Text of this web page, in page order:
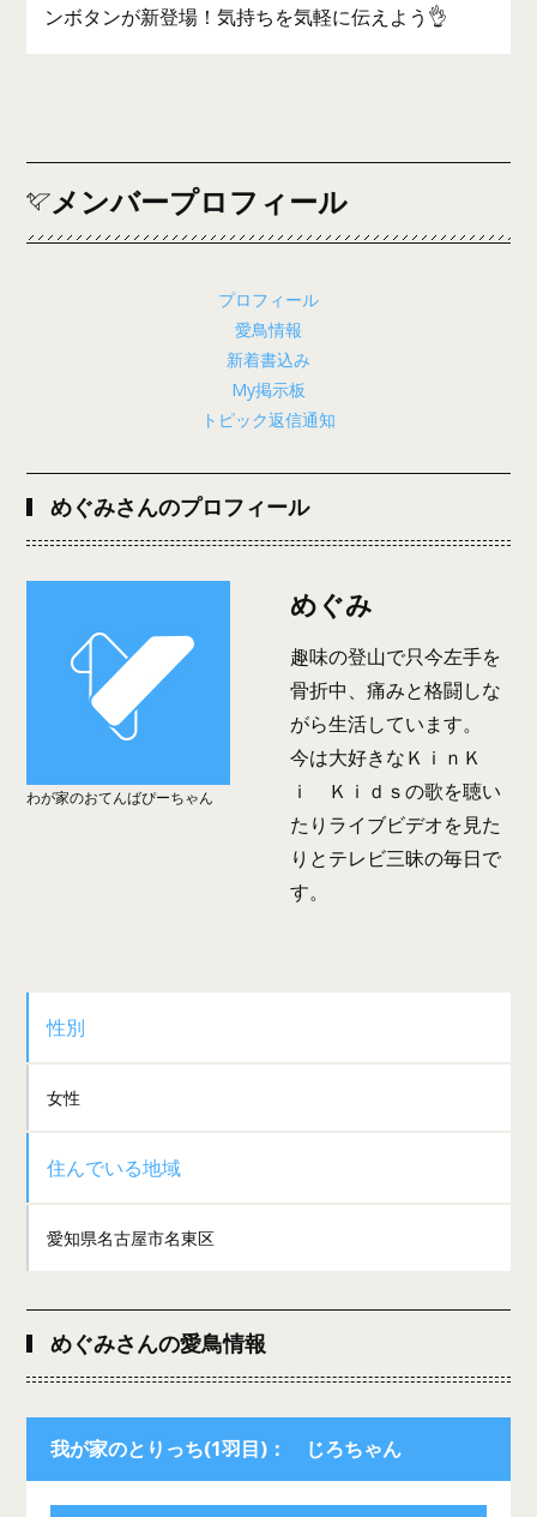
ンボタンが新登場！気持ちを気軽に伝えよう👌
メンバープロフィール
プロフィール
愛鳥情報
新着書込み
My掲示板
トピック返信通知
めぐみさんのプロフィール
わが家のおてんばぴーちゃん
めぐみ
趣味の登山で只今左手を
骨折中、痛みと格闘しな
がら生活しています。
今は大好きなＫｉｎＫ
ｉ Ｋｉｄｓの歌を聴い
たりライブビデオを見た
りとテレビ三昧の毎日で
す。
性別
女性
住んでいる地域
愛知県名古屋市名東区
めぐみさんの愛鳥情報
我が家のとりっち(1羽目)： じろちゃん